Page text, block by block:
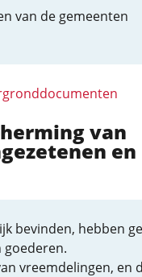
van de gemeenten
van
en
bevinden, hebben
goederen.
vreemdelingen, en